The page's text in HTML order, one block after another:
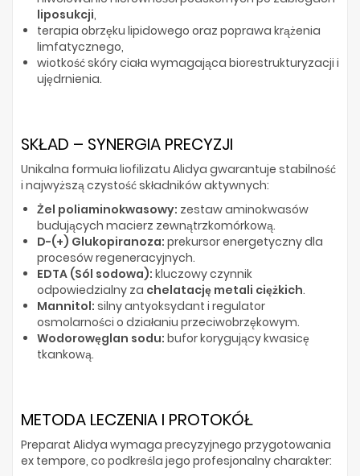
liposukcji,
terapia obrzęku lipidowego oraz poprawa krążenia
limfatycznego,
wiotkość skóry ciała wymagająca biorestrukturyzacji i
ujędrnienia.
SKŁAD – SYNERGIA PRECYZJI
Unikalna formuła liofilizatu Alidya gwarantuje stabilność
i najwyższą czystość składników aktywnych:
Żel poliaminokwasowy: zestaw aminokwasów
budujących macierz zewnątrzkomórkową.
D-(+) Glukopiranoza: prekursor energetyczny dla
procesów regeneracyjnych.
EDTA (Sól sodowa): kluczowy czynnik
odpowiedzialny za chelatację metali ciężkich.
Mannitol: silny antyoksydant i regulator
osmolarności o działaniu przeciwobrzękowym.
Wodorowęglan sodu: bufor korygujący kwasicę
tkankową.
METODA LECZENIA I PROTOKÓŁ
Preparat Alidya wymaga precyzyjnego przygotowania
ex tempore, co podkreśla jego profesjonalny charakter: